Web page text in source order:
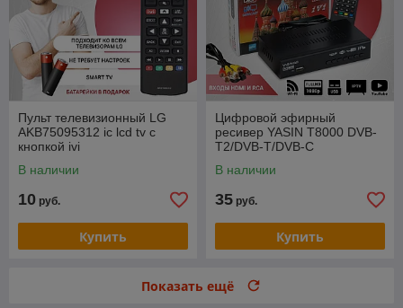
Пульт телевизионный LG
AKB75095312 ic lcd tv с
кнопкой ivi
В наличии
10 руб.
Купить
Цифровой эфирный
ресивер YASIN T8000 DVB-
T2/DVB-T/DVB-C
В наличии
35 руб.
Купить
Показать ещё